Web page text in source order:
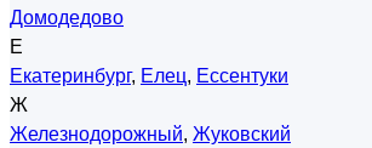
Домодедово
Е
Екатеринбург, Елец, Ессентуки
Ж
Железнодорожный, Жуковский